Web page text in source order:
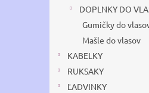
DOPLNKY DO
Gumičky do
Mašle do vlasov
KABELKY
RUKSAKY
ĽADVINKY